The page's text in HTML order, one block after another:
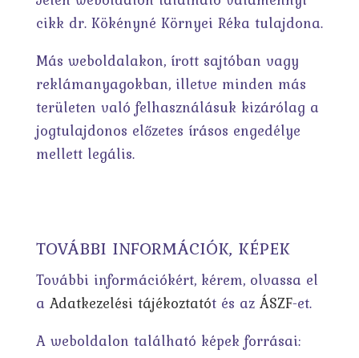
cikk dr. Kökényné Környei Réka tulajdona.
Más weboldalakon, írott sajtóban vagy
reklámanyagokban, illetve minden más
területen való felhasználásuk kizárólag a
jogtulajdonos előzetes írásos engedélye
mellett legális.
TOVÁBBI INFORMÁCIÓK, KÉPEK
További információkért, kérem, olvassa el
a Adatkezelési tájékoztatót és az ÁSZF-et.
A weboldalon található képek forrásai: